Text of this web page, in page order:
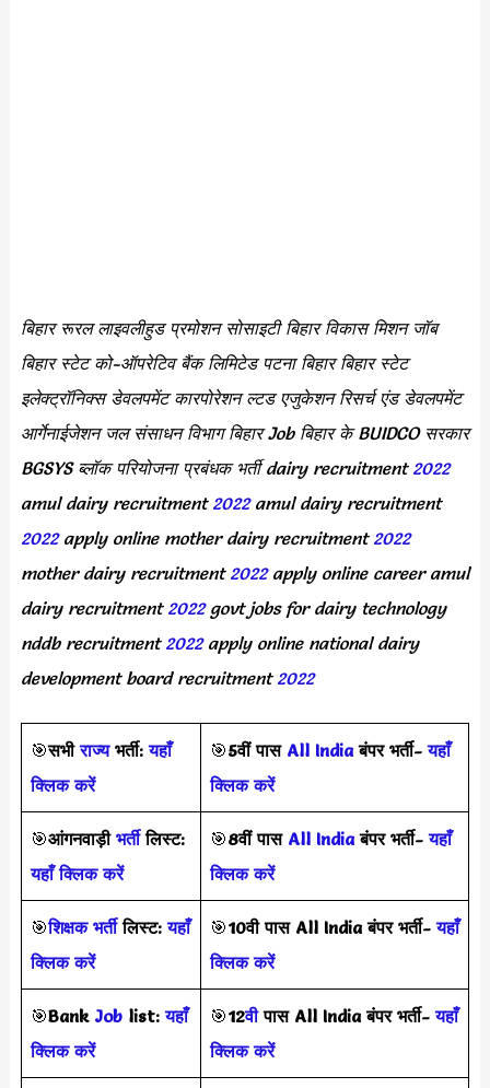
बिहार रूरल लाइवलीहुड प्रमोशन सोसाइटी बिहार विकास मिशन जॉब
बिहार स्टेट को-ऑपरेटिव बैंक लिमिटेड पटना बिहार बिहार स्टेट
इलेक्ट्रॉनिक्स डेवलपमेंट कारपोरेशन ल्टड एजुकेशन रिसर्च एंड डेवलपमेंट
आर्गेनाईजेशन जल संसाधन विभाग बिहार Job बिहार के BUIDCO सरकार
BGSYS ब्लॉक परियोजना प्रबंधक भर्ती dairy recruitment 2022
amul dairy recruitment 2022amul dairy recruitment
2022apply online mother dairy recruitment 2022
mother dairy recruitment 2022apply online career amul
dairy recruitment 2022govt jobs for dairy technology
nddb recruitment 2022apply online national dairy
development board recruitment 2022
🎯सभीराज्यभर्ती: यहाँ
क्लिक करें
🎯5वीं पास All Indiaबंपर भर्ती- यहाँ
क्लिक करें
🎯आंगनवाड़ी भर्तीलिस्ट:
यहाँ क्लिक करें
🎯8वीं पास All Indiaबंपर भर्ती- यहाँ
क्लिक करें
🎯शिक्षक भर्तीलिस्ट: यहाँ
क्लिक करें
🎯10वी पास All India बंपर भर्ती- यहाँ
क्लिक करें
🎯Bank Joblist: यहाँ
क्लिक करें
🎯12वीपास All India बंपर भर्ती- यहाँ
क्लिक करें